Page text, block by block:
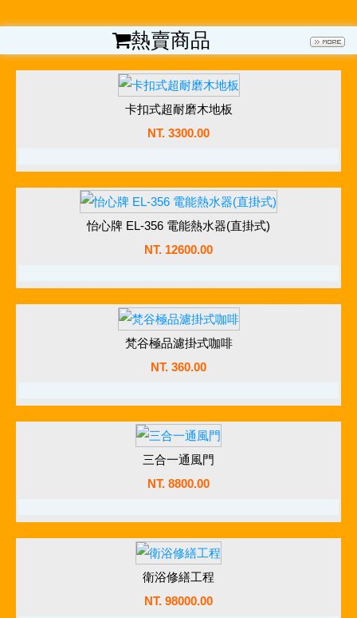
熱賣商品
卡扣式超耐磨木地板
NT. 3300.00
卡扣式超耐磨木地板
NT. 3300.00
怡心牌 EL-356 電能熱水器(直掛式)
NT. 12600.00
怡心牌 EL-356 電能熱水器
(直掛式)
NT. 12600.00
梵谷極品濾掛式咖啡
NT. 360.00
梵谷極品濾掛式咖啡
NT. 360.00
三合一通風門
NT. 8800.00
三合一通風門
NT. 8800.00
衛浴修繕工程
NT. 98000.00